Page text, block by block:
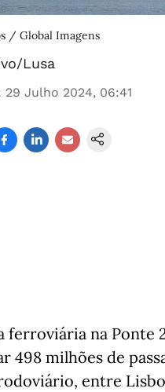
/ Global Imagens
Lusa
29 Julho 2024, 06:41
ferroviária na Ponte
498 milhões de
entre